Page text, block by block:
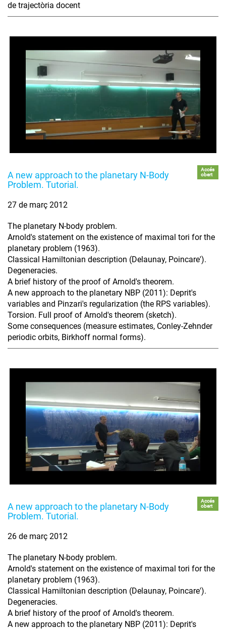
de trajectòria docent
A new approach to the planetary N-Body
Problem. Tutorial.
Accés
obert
27 de març 2012
The planetary N-body problem.
Arnold's statement on the existence of maximal tori for the
planetary problem (1963).
Classical Hamiltonian description (Delaunay, Poincare').
Degeneracies.
A brief history of the proof of Arnold's theorem.
A new approach to the planetary NBP (2011): Deprit's
variables and Pinzari's regularization (the RPS variables).
Torsion. Full proof of Arnold's theorem (sketch).
Some consequences (measure estimates, Conley-Zehnder
periodic orbits, Birkhoff normal forms).
A new approach to the planetary N-Body
Problem. Tutorial.
Accés
obert
26 de març 2012
The planetary N-body problem.
Arnold's statement on the existence of maximal tori for the
planetary problem (1963).
Classical Hamiltonian description (Delaunay, Poincare').
Degeneracies.
A brief history of the proof of Arnold's theorem.
A new approach to the planetary NBP (2011): Deprit's